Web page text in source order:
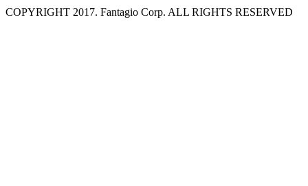
COPYRIGHT 2017. Fantagio Corp. ALL RIGHTS RESERVED